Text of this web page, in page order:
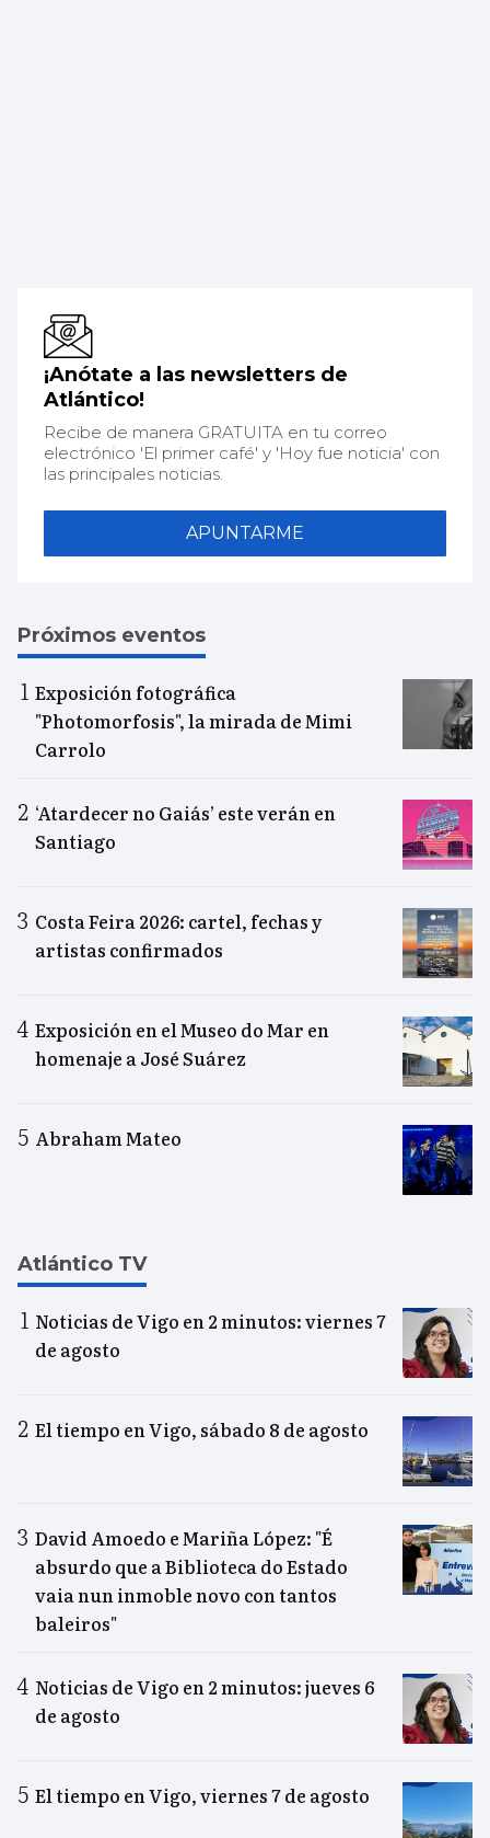
¡Anótate a las newsletters de
Atlántico!
Recibe de manera GRATUITA en tu correo
electrónico 'El primer café' y 'Hoy fue noticia' con
las principales noticias.
APUNTARME
Próximos eventos
Exposición fotográfica
"Photomorfosis", la mirada de Mimi
Carrolo
‘Atardecer no Gaiás’ este verán en
Santiago
Costa Feira 2026: cartel, fechas y
artistas confirmados
Exposición en el Museo do Mar en
homenaje a José Suárez
Abraham Mateo
Atlántico TV
Noticias de Vigo en 2 minutos: viernes 7
de agosto
El tiempo en Vigo, sábado 8 de agosto
David Amoedo e Mariña López: "É
absurdo que a Biblioteca do Estado
vaia nun inmoble novo con tantos
baleiros"
Noticias de Vigo en 2 minutos: jueves 6
de agosto
El tiempo en Vigo, viernes 7 de agosto